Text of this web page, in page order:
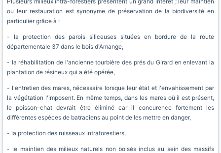
ou leur restauration est synonyme de préservation de la biodiversité en
particulier grâce à :
- la protection des parois siliceuses situées en bordure de la route
départementale 37 dans le bois d'Amange,
- la réhabilitation de l'ancienne tourbière des prés du Girard en enlevant la
plantation de résineux qui a été opérée,
- l'entretien des mares, nécessaire lorsque leur état et l'envahissement par
la végétation l'imposent. En même temps, dans les mares où il est présent,
le poisson-chat devrait être éliminé car il concurence fortement les
différentes espèces de batraciens au point de les mettre en danger,
- la protection des ruisseaux intraforestiers,
- le maintien des milieux naturels non boisés inclus au sein des massifs